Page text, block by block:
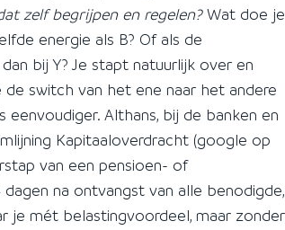
zelf begrijpen en regelen?Wat doe je
energie als B? Of als de
bij Y? Je stapt natuurlijk over en
de switch van het ene naar het andere
Althans, bij de banken en
Kapitaaloverdracht (google op
van een pensioen- of
na ontvangst van alle benodigde,
je mét belastingvoordeel, maar zonder